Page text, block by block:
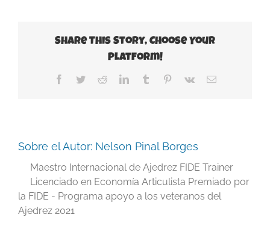
Share This Story, Choose Your
Platform!
Facebook
TwitterRedditLinkedInTumblr Pinterest
Vk
Correo
Sobre el Autor: Nelson Pinal Borges
Maestro Internacional de Ajedrez FIDE Trainer
Licenciado en Economía Articulista Premiado por
la FIDE - Programa apoyo a los veteranos del
Ajedrez 2021